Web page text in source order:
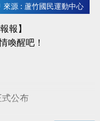
來源 : 蘆竹國民運動中心
報】
喚醒吧！
式公布